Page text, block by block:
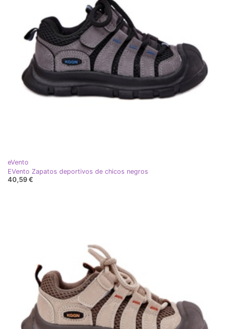
eVento
EVento Zapatos deportivos de chicos negros
40,59 €